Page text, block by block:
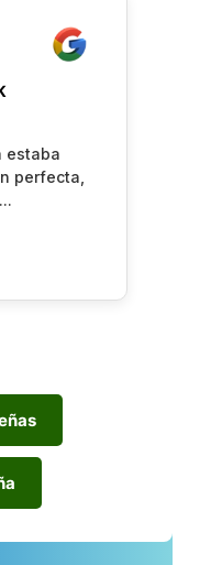
estaba
perfecta,